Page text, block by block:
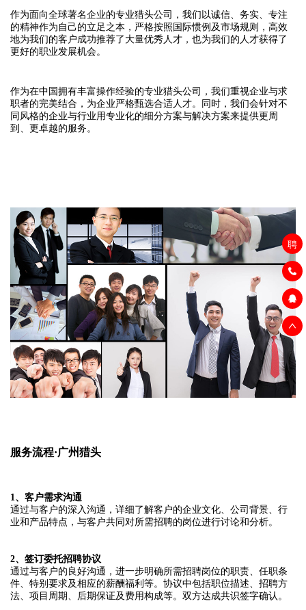
聘
作为面向全球著名企业的专业猎头公司，我们以诚信、务实、专注
的精神作为自己的立足之本，严格按照国际惯例及市场规则，高效
地为我们的客户成功推荐了大量优秀人才，也为我们的人才获得了
更好的职业发展机会。
作为在中国拥有丰富操作经验的专业猎头公司，我们重视企业与求
职者的完美结合，为企业严格甄选合适人才。同时，我们会针对不
同风格的企业与行业用专业化的细分方案与解决方案来提供更周
到、更卓越的服务。
服务流程·广州猎头
1、客户需求沟通
通过与客户的深入沟通，详细了解客户的企业文化、公司背景、行
业和产品特点，与客户共同对所需招聘的岗位进行讨论和分析。
2、签订委托招聘协议
通过与客户的良好沟通，进一步明确所需招聘岗位的职责、任职条
件、特别要求及相应的薪酬福利等。协议中包括职位描述、招聘方
法、项目周期、后期保证及费用构成等。双方达成共识签字确认。